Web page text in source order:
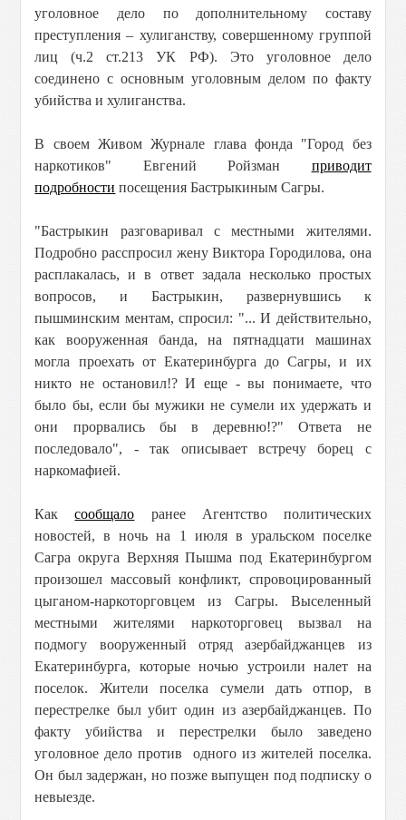
уголовное дело по дополнительному составу
преступления – хулиганству, совершенному группой
лиц (ч.2 ст.213 УК РФ). Это уголовное дело
соединено с основным уголовным делом по факту
убийства и хулиганства.
В своем Живом Журнале глава фонда "Город без
наркотиков" Евгений Ройзман приводит
подробности посещения Бастрыкиным Сагры.
"Бастрыкин разговаривал с местными жителями.
Подробно расспросил жену Виктора Городилова, она
расплакалась, и в ответ задала несколько простых
вопросов, и Бастрыкин, развернувшись к
пышминским ментам, спросил: "... И действительно,
как вооруженная банда, на пятнадцати машинах
могла проехать от Екатеринбурга до Сагры, и их
никто не остановил!? И еще - вы понимаете, что
было бы, если бы мужики не сумели их удержать и
они прорвались бы в деревню!?" Ответа не
последовало", - так описывает встречу борец с
наркомафией.
Каксообщало ранее Агентство политических
новостей, в ночь на 1 июля в уральском поселке
Сагра округа Верхняя Пышма под Екатеринбургом
произошел массовый конфликт, спровоцированный
цыганом-наркоторговцем из Сагры. Выселенный
местными жителями наркоторговец вызвал на
подмогу вооруженный отряд азербайджанцев из
Екатеринбурга, которые ночью устроили налет на
поселок. Жители поселка сумели дать отпор, в
перестрелке был убит один из азербайджанцев. По
факту убийства и перестрелки было заведено
уголовное дело против одного из жителей поселка.
Он был задержан, но позже выпущен под подписку о
невыезде.